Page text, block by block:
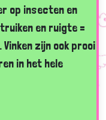
op insecten en
en ruigte =
zijn ook prooi
in het hele